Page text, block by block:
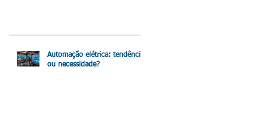
Automação elétrica: tendência
ou necessidade?